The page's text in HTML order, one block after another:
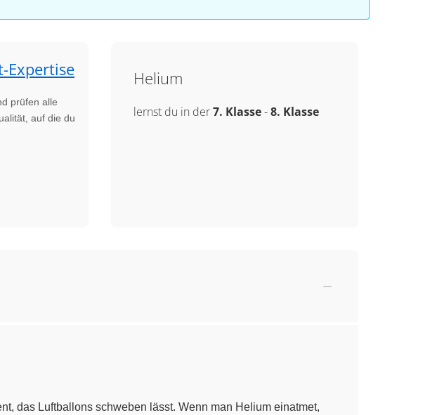
Expertise
prüfen alle
auf die du
Helium
lernst du in der7. Klasse-8. Klasse
das Luftballons schweben lässt. Wenn man Helium einatmet,